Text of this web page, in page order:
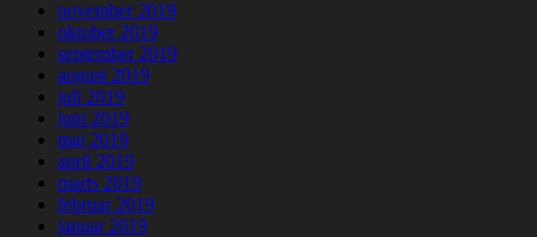
november 2019
oktober 2019
september 2019
august 2019
juli 2019
juni 2019
maj 2019
april 2019
marts 2019
februar 2019
januar 2019